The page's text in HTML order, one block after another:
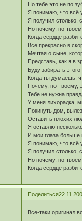
Но тебе это не по
Я понимаю, что всё
Я получил столько,
Но почему, по-
Когда сердце
Всё прекрасно в
Мечтая о сыне,
Представь, как я в
Буду забирать этого
Когда ты думаешь,
Почему, по-твоему,
Тебе не нужна
У меня лихорадка,
Покинуть дом,
Оставить плохих
Я оставлю
И мои глаза больше
Я понимаю, что всё
Я получил столько,
Но почему, по-
Когда сердце
Поделиться
Все-таки оригинал